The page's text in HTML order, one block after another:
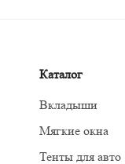
Каталог
Вкладыши
Мягкие окна
Тенты для авто